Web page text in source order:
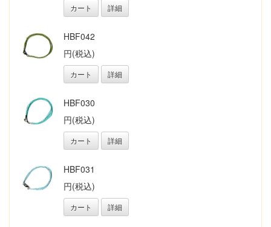
カート 詳細
HBF042
円(税込)
カート 詳細
HBF030
円(税込)
カート 詳細
HBF031
円(税込)
カート 詳細